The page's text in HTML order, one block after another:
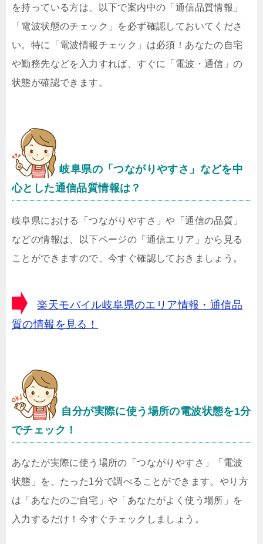
を持っている方は、以下で案内中の「通信品質情報」
「電波状態のチェック」を必ず確認しておいてくださ
い。特に「電波情報チェック」は必須！あなたの自宅
や勤務先などを入力すれば、すぐに「電波・通信」の
状態が確認できます。
岐阜県の「つながりやすさ」などを中
心とした通信品質情報は？
岐阜県における「つながりやすさ」や「通信の品質」
などの情報は、以下ページの「通信エリア」から見る
ことができますので、今すぐ確認しておきましょう。
楽天モバイル岐阜県のエリア情報・通信品
質の情報を見る！
自分が実際に使う場所の電波状態を1分
でチェック！
あなたが実際に使う場所の「つながりやすさ」「電波
状態」を、たった1分で調べることができます。やり方
は「あなたのご自宅」や「あなたがよく使う場所」を
入力するだけ！今すぐチェックしましょう。